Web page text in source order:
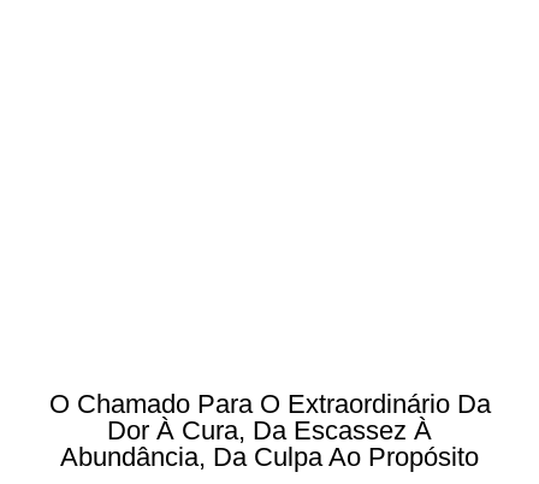
O Chamado Para O Extraordinário Da
Dor À Cura, Da Escassez À
Abundância, Da Culpa Ao Propósito